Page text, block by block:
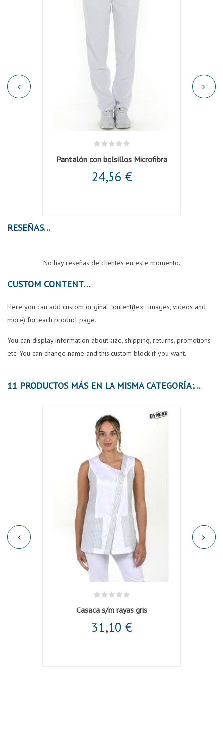
Pantalón con bolsillos Microfibra
24,56 €
RESEÑAS
No hay reseñas de clientes en este momento.
CUSTOM CONTENT
Here you can add custom original content(text, images, videos and
more) for each product page.
You can display information about size, shipping, returns, promotions
etc. You can change name and this custom block if you want.
11 PRODUCTOS MÁS EN LA MISMA CATEGORÍA:
Casaca s/m rayas gris
31,10 €